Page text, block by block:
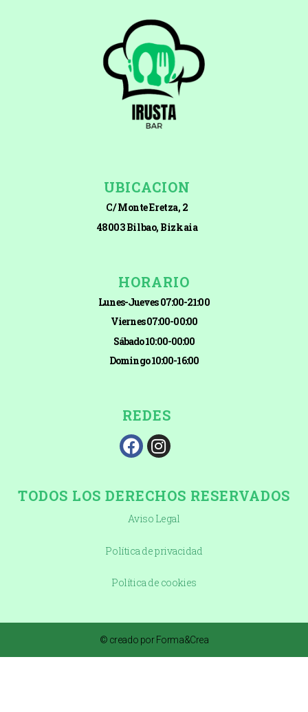
UBICACION
C/Monte Eretza, 2
48003 Bilbao, Bizkaia
HORARIO
Lunes-Jueves07:00-21:00
Viernes 07:00-00:00
Sábado 10:00-00:00
Domingo 10:00-16:00
REDES
TODOS LOS DERECHOS RESERVADOS
Aviso Legal
Política de privacidad
Política de cookies
© creado por Forma&Crea